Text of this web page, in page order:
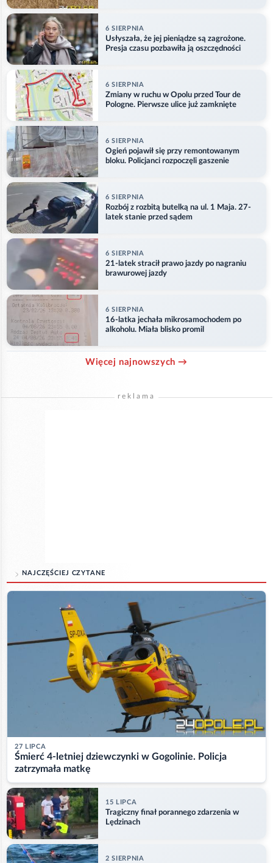
6 SIERPNIA
Usłyszała, że jej pieniądze są zagrożone.
Presja czasu pozbawiła ją oszczędności
6 SIERPNIA
Zmiany w ruchu w Opolu przed Tour de
Pologne. Pierwsze ulice już zamknięte
6 SIERPNIA
Ogień pojawił się przy remontowanym
bloku. Policjanci rozpoczęli gaszenie
6 SIERPNIA
Rozbój z rozbitą butelką na ul. 1 Maja. 27-
latek stanie przed sądem
6 SIERPNIA
21-latek stracił prawo jazdy po nagraniu
brawurowej jazdy
6 SIERPNIA
16-latka jechała mikrosamochodem po
alkoholu. Miała blisko promil
Więcej najnowszych →
reklama
NAJCZĘŚCIEJ CZYTANE
27 LIPCA
Śmierć 4-letniej dziewczynki w Gogolinie. Policja
zatrzymała matkę
15 LIPCA
Tragiczny finał porannego zdarzenia w
Lędzinach
2 SIERPNIA